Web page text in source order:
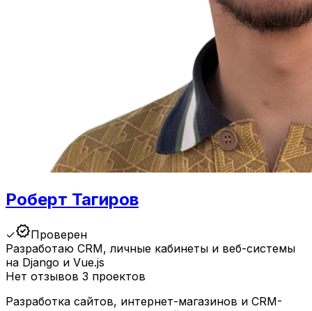
Роберт Тагиров
✓verifiedПроверен
Разработаю CRM, личные кабинеты и веб-системы
на Django и Vue.js
Нет отзывов 3 проектов
Разработка сайтов, интернет-магазинов и CRM-